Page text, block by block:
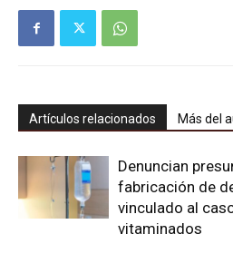
Artículos relacionados Más del
Denuncian
fabricación de
vinculado al
vitaminados